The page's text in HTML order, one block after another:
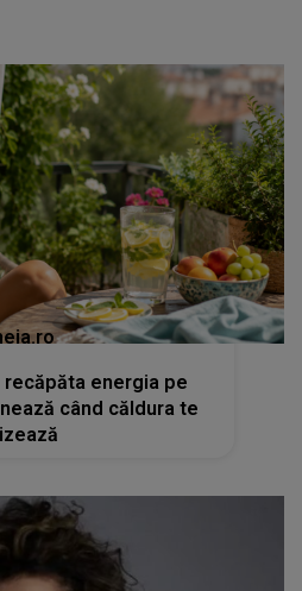
energia pe
când căldura te